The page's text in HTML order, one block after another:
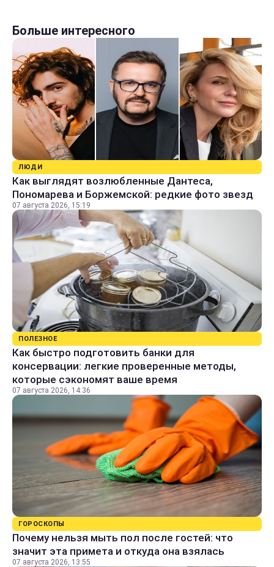
Больше интересного
ЛЮДИ
Как выглядят возлюбленные Дантеса,
Пономарева и Боржемской: редкие фото звезд
07 августа 2026, 15:19
ПОЛЕЗНОЕ
Как быстро подготовить банки для
консервации: легкие проверенные методы,
которые сэкономят ваше время
07 августа 2026, 14:36
ГОРОСКОПЫ
Почему нельзя мыть пол после гостей: что
значит эта примета и откуда она взялась
07 августа 2026, 13:55